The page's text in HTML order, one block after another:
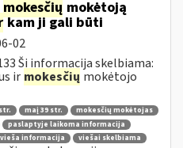
mokesčių mokėtoją
kam ji gali būti
02
Ši informacija skelbiama:
ir mokesčių mokėtojo
maį 39 str.
mokesčių mokėtojas
paslaptyje laikoma informacija
vieša informacija
viešai skelbiama